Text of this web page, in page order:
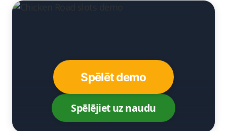
Spēlēt demo
Spēlējiet uz naudu